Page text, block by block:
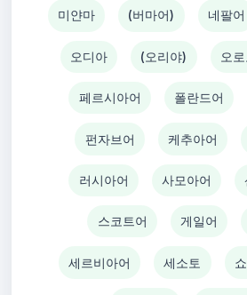
미얀마 (버마어) 네팔어
오디아 (오리야) 오
페르시아어 폴란드어
펀자브어 케추아어
러시아어 사모아어
스코트어 게일어
세르비아어 세소토